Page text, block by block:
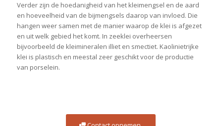
Verder zijn de hoedanigheid van het kleimengsel en de aard
en hoeveelheid van de bijmengsels daarop van invloed. Die
hangen weer samen met de manier waarop de klei is afgezet
en uit welk gebied het komt. In zeeklei overheersen
bijvoorbeeld de kleimineralen illiet en smectiet. Kaolinietrijke
klei is plastisch en meestal zeer geschikt voor de productie
van porselein.